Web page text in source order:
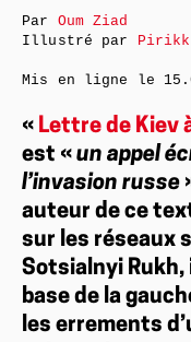
« Lettre de Kiev
est « un appel
l’invasion russe
auteur de ce
sur les réseaux
Sotsialnyi
base de la
les errements
Par Oum Ziad
Illustré par Pirikk
Mis en ligne le